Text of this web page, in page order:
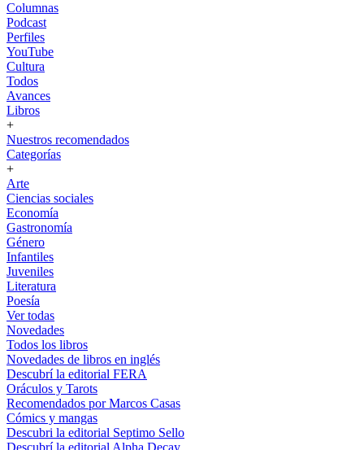
Columnas
Podcast
Perfiles
YouTube
Cultura
Todos
Avances
Libros
+
Nuestros recomendados
Categorías
+
Arte
Ciencias sociales
Economía
Gastronomía
Género
Infantiles
Juveniles
Literatura
Poesía
Ver todas
Novedades
Todos los libros
Novedades de libros en inglés
Descubrí la editorial FERA
Oráculos y Tarots
Recomendados por Marcos Casas
Cómics y mangas
Descubri la editorial Septimo Sello
Descubrí la editorial Alpha Decay